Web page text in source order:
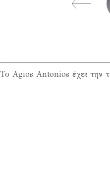
Το Agios Antonios έχει την